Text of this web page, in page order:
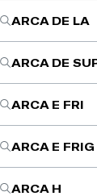
ARCA DE LA
ARCA DE
ARCA E FRI
ARCA E FRIG
ARCA H